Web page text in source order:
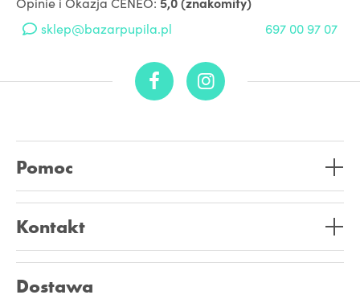
sklep@bazarpupila.pl
697 00 97 07
Pomoc
Kontakt
Dostawa